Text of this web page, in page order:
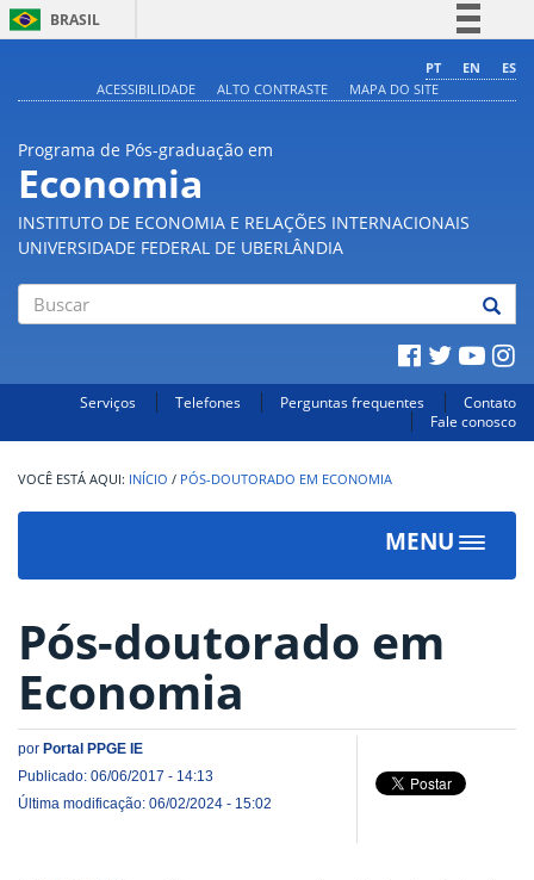
BRASIL
Comunica BR
PT EN
ES
ACESSIBILIDADE
ALTO CONTRASTE MAPA DO SITE
Programa de Pós-graduação em
Economia
INSTITUTO DE ECONOMIA E RELAÇÕES INTERNACIONAIS
UNIVERSIDADE FEDERAL DE UBERLÂNDIA
Serviços Telefones Perguntas frequentes
Contato
Fale conosco
INÍCIO / PÓS-DOUTORADO EM ECONOMIA
MENU
Toggle
Pós-doutorado em
Economia
por Portal PPGE IE
Publicado: 06/06/2017 - 14:13
Última modificação: 06/02/2024 - 15:02